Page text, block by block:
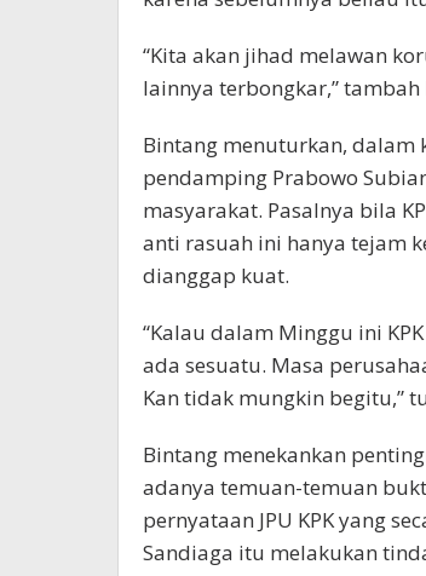
“Kita akan jihad melawan
lainnya terbongkar,”
Bintang menuturkan, dalam
pendamping Prabowo
masyarakat. Pasalnya bila
anti rasuah ini hanya tejam
dianggap kuat.
“Kalau dalam Minggu ini
ada sesuatu. Masa
Kan tidak mungkin begitu,”
Bintang menekankan
adanya temuan-temuan
pernyataan JPU KPK yang
Sandiaga itu melakukan